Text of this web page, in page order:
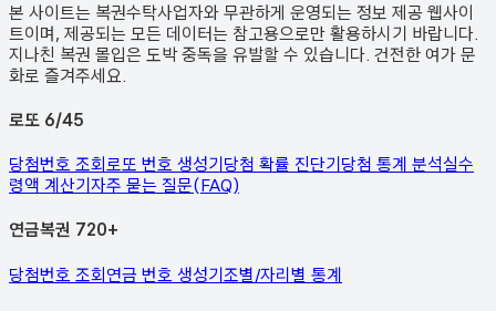
본 사이트는 복권수탁사업자와 무관하게 운영되는 정보 제공 웹사이
트이며, 제공되는 모든 데이터는 참고용으로만 활용하시기 바랍니다.
지나친 복권 몰입은 도박 중독을 유발할 수 있습니다. 건전한 여가 문
화로 즐겨주세요.
로또 6/45
당첨번호 조회로또 번호 생성기당첨 확률 진단기당첨 통계 분석실수
령액 계산기자주 묻는 질문(FAQ)
연금복권 720+
당첨번호 조회연금 번호 생성기조별/자리별 통계